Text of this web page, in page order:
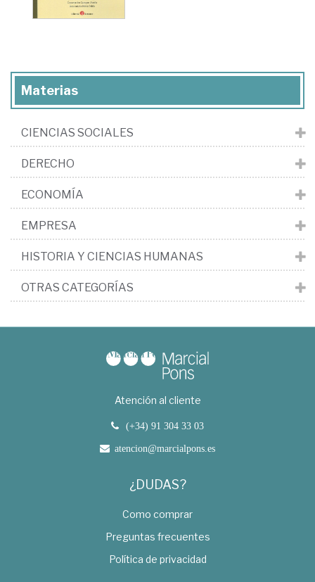
Materias
CIENCIAS SOCIALES
DERECHO
ECONOMÍA
EMPRESA
HISTORIA Y CIENCIAS HUMANAS
OTRAS CATEGORÍAS
Atención al cliente
(+34) 91 304 33 03
atencion@marcialpons.es
¿DUDAS?
Como comprar
Preguntas frecuentes
Política de privacidad